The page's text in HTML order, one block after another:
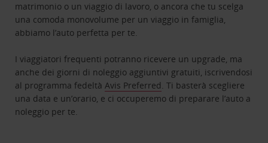
matrimonio o un viaggio di lavoro, o ancora che tu scelga
una comoda monovolume per un viaggio in famiglia,
abbiamo l’auto perfetta per te.
I viaggiatori frequenti potranno ricevere un upgrade, ma
anche dei giorni di noleggio aggiuntivi gratuiti, iscrivendosi
al programma fedeltàAvis Preferred. Ti basterà scegliere
una data e un’orario, e ci occuperemo di preparare l’auto a
noleggio per te.